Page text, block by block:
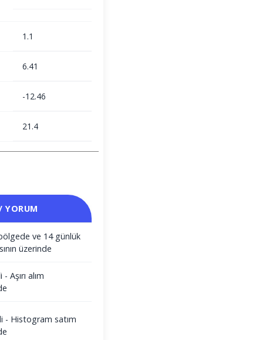
1.1
6.41
-12.46
21.4
YORUM
ve 14 günlük
üzerinde
Aşırı alım
- Histogram satım